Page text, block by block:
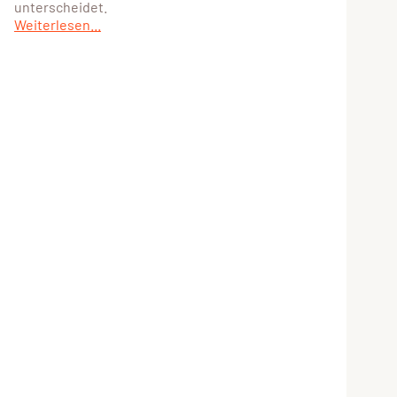
unterscheidet.
Weiterlesen...